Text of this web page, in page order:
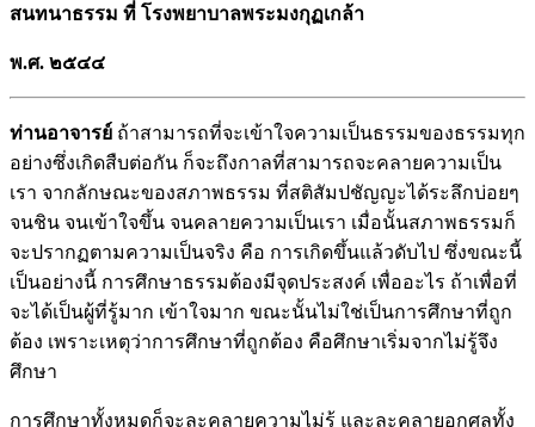
สนทนาธรรม ที่ โรงพยาบาลพระมงกุฏเกล้า
พ.ศ. ๒๕๔๔
ท่านอาจารย์ ถ้าสามารถที่จะเข้าใจความเป็นธรรมของธรรมทุก
อย่างซึ่งเกิดสืบต่อกัน ก็จะถึงกาลที่สามารถจะคลายความเป็น
เรา จากลักษณะของสภาพธรรม ที่สติสัมปชัญญะได้ระลึกบ่อยๆ
จนชิน จนเข้าใจขึ้น จนคลายความเป็นเรา เมื่อนั้นสภาพธรรมก็
จะปรากฏตามความเป็นจริง คือ การเกิดขึ้นแล้วดับไป ซึ่งขณะนี้
เป็นอย่างนี้ การศึกษาธรรมต้องมีจุดประสงค์ เพื่ออะไร ถ้าเพื่อที่
จะได้เป็นผู้ที่รู้มาก เข้าใจมาก ขณะนั้นไม่ใช่เป็นการศึกษาที่ถูก
ต้อง เพราะเหตุว่าการศึกษาที่ถูกต้อง คือศึกษาเริ่มจากไม่รู้จึง
ศึกษา
การศึกษาทั้งหมดก็จะละคลายความไม่รู้ และละคลายอกุศลทั้ง